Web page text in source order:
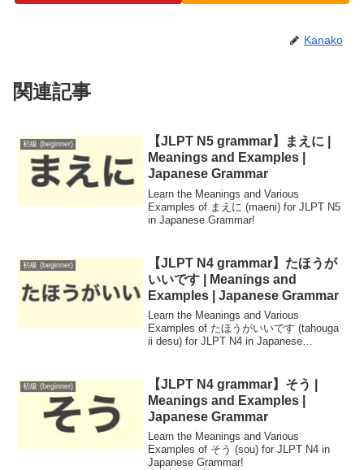
Kanako
関連記事
初級 (beginner)
【JLPT N5 grammar】まえに |
Meanings and Examples |
Japanese Grammar
Learn the Meanings and Various
Examples of まえに (maeni) for JLPT N5
in Japanese Grammar!
初級 (beginner)
【JLPT N4 grammar】たほうが
いいです | Meanings and
Examples | Japanese Grammar
Learn the Meanings and Various
Examples of たほうがいいです (tahouga
ii desu) for JLPT N4 in Japanese
初級 (beginner)
【JLPT N4 grammar】そう |
Meanings and Examples |
Japanese Grammar
Learn the Meanings and Various
Examples of そう (sou) for JLPT N4 in
Japanese Grammar!